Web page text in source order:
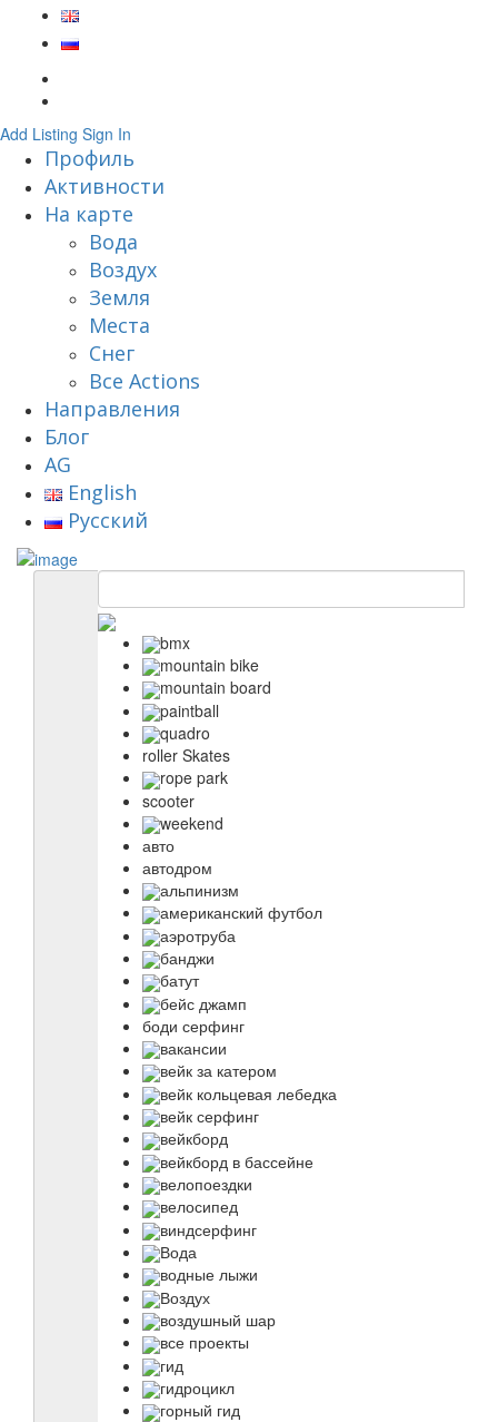
Add Listing Sign In
Профиль
Активности
На карте
Вода
Воздух
Земля
Места
Снег
Все Actions
Направления
Блог
AG
English
Русский
bmx
mountain bike
mountain board
paintball
quadro
roller Skates
rope park
scooter
weekend
авто
автодром
альпинизм
американский футбол
аэротруба
банджи
батут
бейс джамп
боди серфинг
вакансии
вейк за катером
вейк кольцевая лебедка
вейк серфинг
вейкборд
вейкборд в бассейне
велопоездки
велосипед
виндсерфинг
Вода
водные лыжи
Воздух
воздушный шар
все проекты
гид
гидроцикл
горный гид